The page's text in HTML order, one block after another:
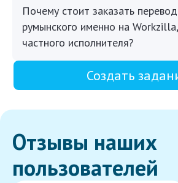
Почему стоит заказать
румынского именно на
частного исполнителя?
Создать
Отзывы наших
пользователей